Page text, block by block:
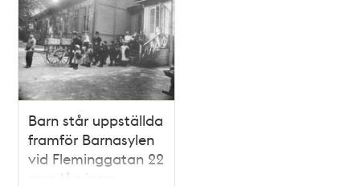
Barn står uppställda
framför Barnasylen
vid Fleminggatan 22
som låg inom